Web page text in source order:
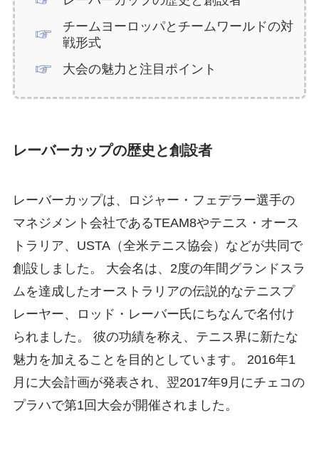
チームヨーロッパとチームワールドの対
戦形式
大会の魅力と注目ポイント
レーバーカップの歴史と創設者
レーバーカップは、ロジャー・フェデラー選手の
マネジメント会社であるTEAM8やテニス・オース
トラリア、USTA（全米テニス協会）などが共同で
創設しました。 大会名は、2度の年間グランドスラ
ムを達成したオーストラリアの伝説的なテニスプ
レーヤー、ロッド・レーバー氏にちなんで名付け
られました。 彼の功績を称え、テニス界に新たな
魅力を加えることを目的としています。 2016年1
月に大会計画が発表され、翌2017年9月にチェコの
プラハで第1回大会が開催されました。